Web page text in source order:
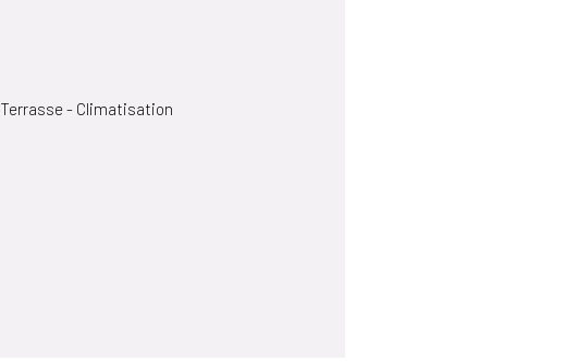
Terrasse - Climatisation